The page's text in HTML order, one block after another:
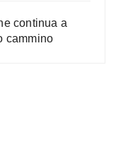
continua a
cammino